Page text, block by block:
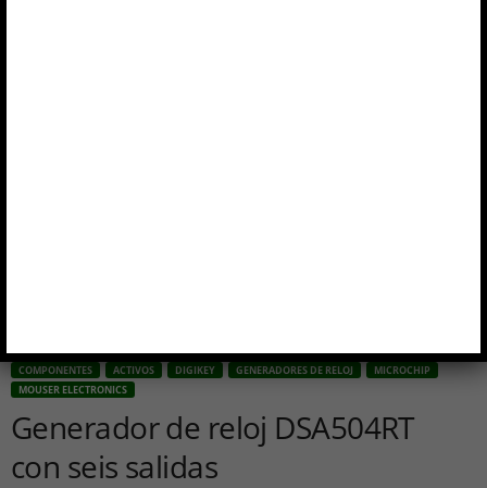
COMPONENTES ACTIVOS DIGIKEY GENERADORES DE RELOJ
MICROCHIP
MOUSER ELECTRONICS
Generador de reloj DSA504RT
con seis salidas